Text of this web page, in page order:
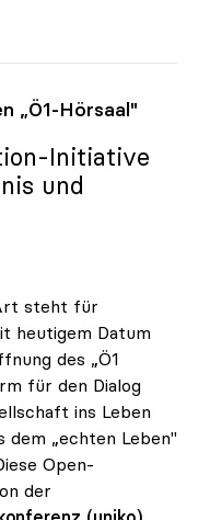
in
„Ö1-Hörsaal"
Initiative
und
steht für
heutigem Datum
des „Ö1
für den Dialog
ins Leben
dem „echten Leben"
Open-
der